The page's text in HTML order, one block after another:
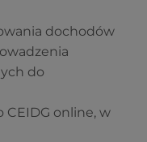
dochodów
do
CEIDG online, w